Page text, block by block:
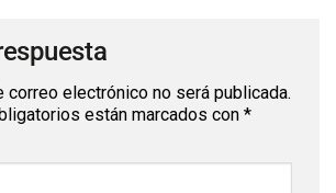
correo electrónico no será publicada.
están marcados con *